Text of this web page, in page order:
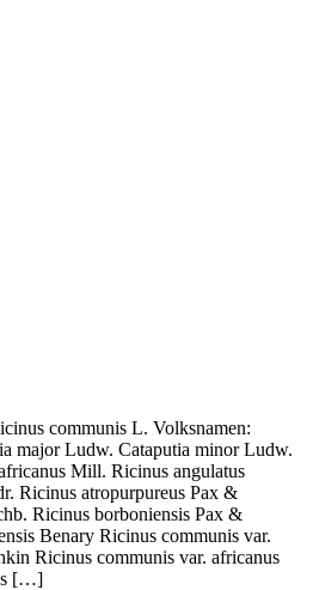
communis L. Volksnamen:
major Ludw. Cataputia minor Ludw.
Mill. Ricinus angulatus
Ricinus atropurpureus Pax &
Ricinus borboniensis Pax &
Benary Ricinus communis var.
Ricinus communis var. africanus
[…]